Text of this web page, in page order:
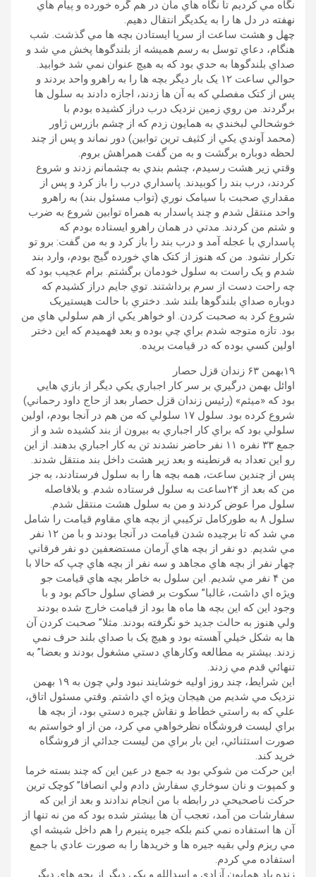
نگاه مي کرديم تا نگاه هاي مان در هم گره خورده و پيام هاي
نهفته در دل ها را به يکديگر انتقال دهيم.
چهل و هشت ساعت از سرپا ايستادن بچه ها مي گذشت. شب
هنگام، دعاي توسل به رسم هميشه از بلندگوها پخش مي شد و
صداي بلندگوها به حدي بود که به هيچ عنوان نمي شد خوابيد.
حوالي ساعت ۱٢ يک بار ديگر بچه ها را به راهرو واحد بردند و
پس از کتک مفصلي که به آن ها زدند، اجازه دادند به سلول ها
برگردند. من روي زمين نزديک درب دراز کشيده بودم با
خوشحالي لبخندي به همايون زدم که از چشم بازرس ژاور
(محمد آوندي يکي از کثيف ترين توابين) دور نماند و پس از چند
لحظه دوباره برگشت و به من گفت همراهش بروم.
وقتي زير هشت رسيدم، چشم بندي به چشمانم زدند و شروع
کردند، درب بند را کوبيدند. پاسداري درب را باز کرد و پس از
مقداري صحبت با سيامک نوري (تواب مسئول بند) به راهرو
واحد منتقل شدم و چند پاسدار به همراه توابين شروع به ضرب
و شتم من کردند. مدتي در همان راهرو ايستاده بودم که
پاسداري با عجله آمد و درب بند را باز کرد و به من گفت: برو تو
تکرار نشود. من که هنوز از کتک هاي خورده گيج بودم، وارد بند
شدم و يک راست به سلول خودمان برگشتم. برام عجيب بود که
چه راحت دست از سرم برداشتند. توي جايم دراز کشيدم که
دوباره صداي بلندگوها بلند شد. دختري با حالت هيستيريک
شروع کرد به صحبت کردن. او خواهر يکي از هم سلولي هاي من
بود. تازه متوجه شدم براي چي بوده و بعد فهميدم که اين دختر
اولين کسي بوده که در قيامت بريده.
۱۹بهمن ۶۳ زندان قزل حصار
اوائل بهمن درگيري بر سر کار اجباري يکي ديگر از بازي هايي
بود که «ميثم» (رئيس زندان قزل حصار بعد از حاج داود رحماني)
شروع کرده بود. سلول ۱٧ سلولي که من هم در آنجا بودم، اولين
سلولي بود که براي کار اجباري به بيرون از بند کشيده شد و از
جمع ۳۳ نفره ۱۱ نفر حاضر نشدند تن به کار اجباري بدهند. از اين
رو اين تعداد به قرنطينه و بعد زير هشت داخل بند منتقل شدند.
پس از چندين ساعت، همه بچه ها را به سلول فرستادند، به جز
من که بعد از ٢۴ساعت به سلول فرستاده شدم. و بلافاصله
سلول مرا عوض کردند و من به سلول هشت منتقل شدم.
سلول ۸ به طورکامل ترکيبي از بچه هاي مقاوم قيامت را شامل
مي شد که تا برچيده شدن قيامت در آنجا بودند و با من ۱٢ نفر
مي شديم. دو نفر از بچه هاي آرمان مستضعفين دو نفر فرقاني
چهار نفر از بچه هاي مجاهد و سه نفر از بچه هاي چپ که حالا با
من ۴ نفر مي شديم. اين سلول به خاطر بچه هاي قيامت جو
ويژه اي داشت، غالبا” سکوت بر فضاي سلول حاکم بود و با
وجود اين که اين بچه ها ماه ها بود از قيامت خارج شده بودند
ولي هنوز به حالت جديد خو نگرفته بودند. مثلا” صحبت کردن آن
ها به شکل خيلي آهسته بود و هيچ يک با صداي بلند حرف نمي
زدند. بيشتر به مطالعه وکارهاي دستي مشغول بودند و بعضا” به
تنهائي قدم مي زدند.
اين شرايط، چند روز اوليه خوشايند نبود ولي چون به ۱۹ بهمن
نزديک مي شديم من هيجان ويژه اي داشتم. وقتي مسئول اتاق،
علي که به راستي خطاط و نقاش چيره دستي بود، از بچه ها
براي ليست فروشگاه نظرخواهي مي کرد، من از او خواستم به
صورت استثنائي، اين بار براي من ليست جدائي از فروشگاه
خريد کند.
اين حرکت من شوکي بود به جمع در عين اين که چند بسته خرما
و کمپوت و نان سوخاري سفارش دادم ولي انصافا” کوچک ترين
حرکت ناصحيحي در رابطه با من انجام ندادند و بعد از اين که
سفارشات من آمد، تعجب آن ها بيشتر شده بود که من نه تنها از
آن ها استفاده نمي کنم بلکه جيره پنيرم را هم داخل شيشه اي
مي ريزم ولي بقيه جيره ها و خريدها را به صورت عادي با جمع
استفاده مي کردم.
زنده ياد همايون آزادي و اسدالله و يکي ديگر از بچه هاي ديگر